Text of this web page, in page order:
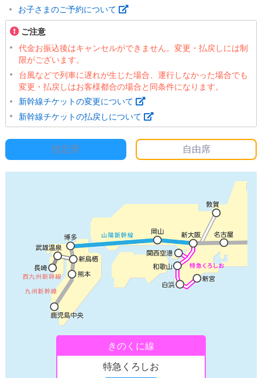
お子さまのご予約について
ご注意
代金お振込後はキャンセルができません。変更・払戻しには制
限がございます。
台風などで列車に遅れが生じた場合、運行しなかった場合でも
変更・払戻しはお客様都合の場合と同条件になります。
新幹線チケットの変更について
新幹線チケットの払戻しについて
指定席 自由席
きのくに線
特急くろしお